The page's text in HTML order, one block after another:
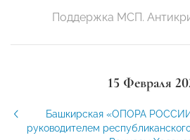
Поддержка МСП.
15 Февраля
Башкирская «ОПОРА
руководителем